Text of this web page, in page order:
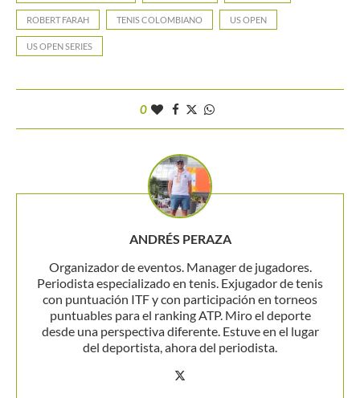
ROBERT FARAH TENIS COLOMBIANO US OPEN
US OPEN SERIES
0
ANDRÉS PERAZA
Organizador de eventos. Manager de jugadores.
Periodista especializado en tenis. Exjugador de tenis
con puntuación ITF y con participación en torneos
puntuables para el ranking ATP. Miro el deporte
desde una perspectiva diferente. Estuve en el lugar
del deportista, ahora del periodista.